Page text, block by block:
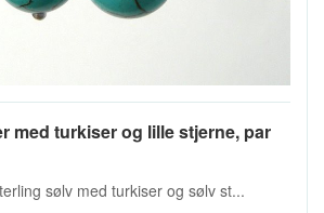
med turkiser og lille stjerne, par
sølv med turkiser og sølv st...